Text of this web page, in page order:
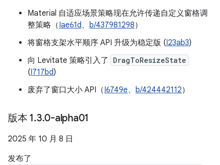
Material 自适应场景策略现在允许传递自定义窗格调
整策略（Iae61d、 b/437981298）
将窗格支架水平顺序 API 升级为稳定版 (I23ab3)
向 Levitate 策略引入了
DragToResizeState
(I717bd)
废弃了窗口大小 API（I6749e、 b/424442112）
版本 1.3.0-alpha01
2025 年 10 月 8 日
发布了